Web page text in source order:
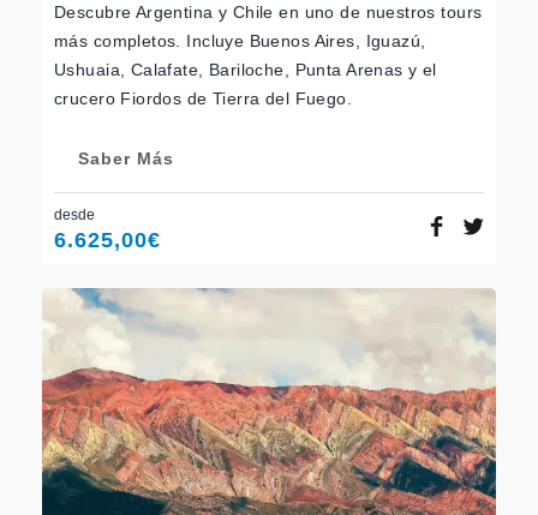
Descubre Argentina y Chile en uno de nuestros tours
más completos. Incluye Buenos Aires, Iguazú,
Ushuaia, Calafate, Bariloche, Punta Arenas y el
crucero Fiordos de Tierra del Fuego.
Saber Más
desde
6.625,00€